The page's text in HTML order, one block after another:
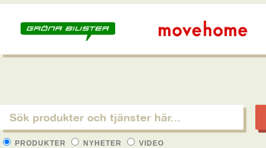
PRODUKTER NYHETER VIDEO